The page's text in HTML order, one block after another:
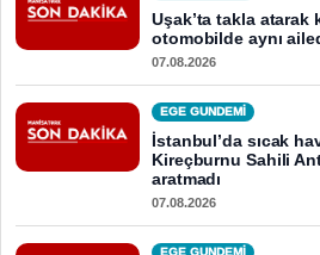
Uşak’ta takla atarak
otomobilde aynı
07.08.2026
EGE GUNDEMİ
İstanbul’da sıcak
Kireçburnu Sahili
aratmadı
07.08.2026
EGE GUNDEMİ